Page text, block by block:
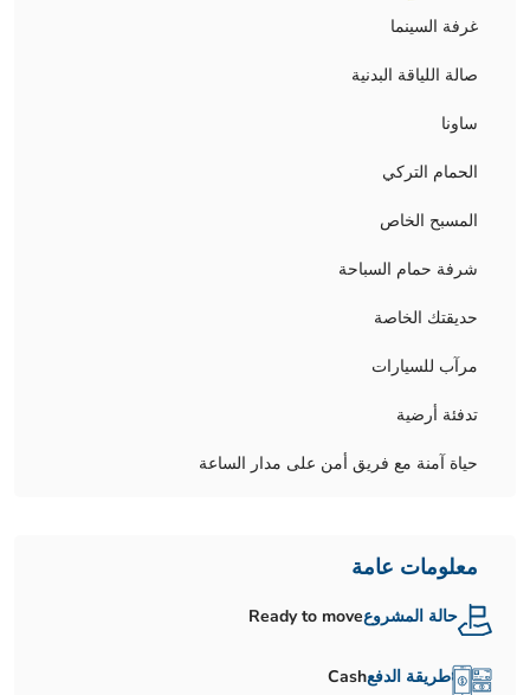
غرفة السينما
صالة اللياقة البدنية
ساونا
الحمام التركي
المسبح الخاص
شرفة حمام السباحة
حديقتك الخاصة
مرآب للسيارات
تدفئة أرضية
حياة آمنة مع فريق أمن على مدار الساعة
معلومات عامة
حالة المشروعReady to move
طريقة الدفعCash